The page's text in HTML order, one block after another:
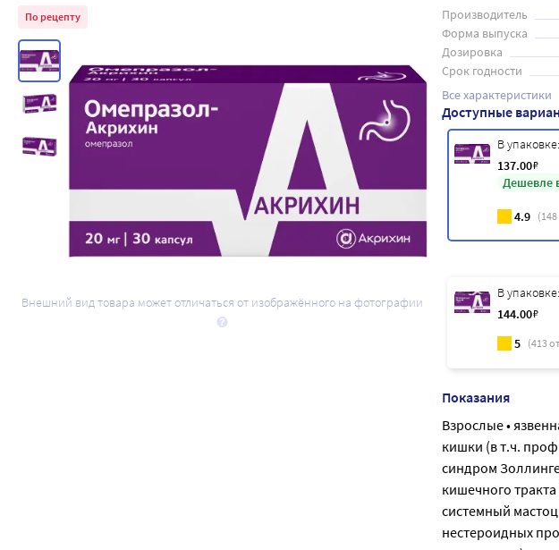
По рецепту
Внешний вид товара может отличаться от изображённого на фотографии
Производитель
Форма выпуска
Дозировка
Срок годности
Все характеристики
Доступные
В упаковке:
137.00₽
Дешевле
4.9 (148
В упаковке:
144.00₽
5 (413
Показания
Взрослые •
кишки (в т.ч.
синдром
кишечного
системный
нестероидных